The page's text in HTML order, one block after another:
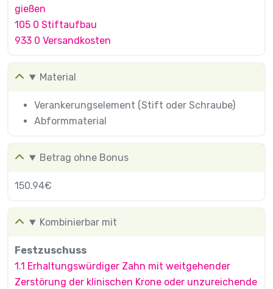
gießen
105 0 Stiftaufbau
933 0 Versandkosten
Material
Verankerungselement (Stift oder Schraube)
Abformmaterial
Betrag ohne Bonus
150.94€
Kombinierbar mit
Festzuschuss
1.1 Erhaltungswürdiger Zahn mit weitgehender
Zerstörung der klinischen Krone oder unzureichende